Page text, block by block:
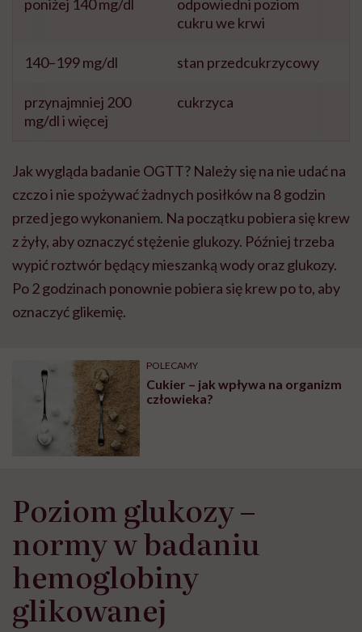
poniżej 140 mg/dl
odpowiedni poziom
cukru we krwi
140–199 mg/dl stan przedcukrzycowy
przynajmniej 200
mg/dl i więcej
cukrzyca
Jak wygląda badanie OGTT? Należy się na nie udać na
czczo i nie spożywać żadnych posiłków na 8 godzin
przed jego wykonaniem. Na początku pobiera się krew
z żyły, aby oznaczyć stężenie glukozy. Później trzeba
wypić roztwór będący mieszanką wody oraz glukozy.
Po 2 godzinach ponownie pobiera się krew po to, aby
oznaczyć glikemię.
POLECAMY
Cukier – jak wpływa na organizm
człowieka?
Poziom glukozy –
normy w badaniu
hemoglobiny
glikowanej